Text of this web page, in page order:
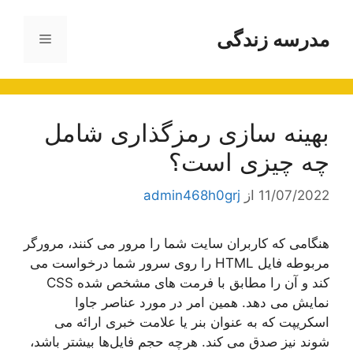
محتوامدرسه زندگی فهرست
بهینه سازی رمزگذاری شامل
چه چیزی است؟
11/07/2022 از admin468h0grj
هنگامی که کاربران سایت شما را مرور می کنند، مرورگر
مربوطه فایل HTML را روی سرور شما درخواست می
کند و آن را مطابق با فرمت های مشخص شده CSS
نمایش می دهد. همین امر در مورد عناصر جاوا
اسکریپت که به عنوان بنر یا علامت خبری ارائه می
شوند نیز صدق می کند. هرچه حجم فایل‌ها بیشتر باشد،